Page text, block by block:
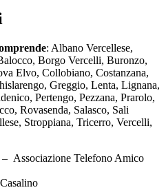
: Albano Vercellese,
Borgo Vercelli, Buronzo,
Elvo, Collobiano, Costanzana,
Greggio, Lenta, Lignana,
Pertengo, Pezzana, Prarolo,
Rovasenda, Salasco, Sali
Stroppiana, Tricerro, Vercelli,
Associazione Telefono Amico